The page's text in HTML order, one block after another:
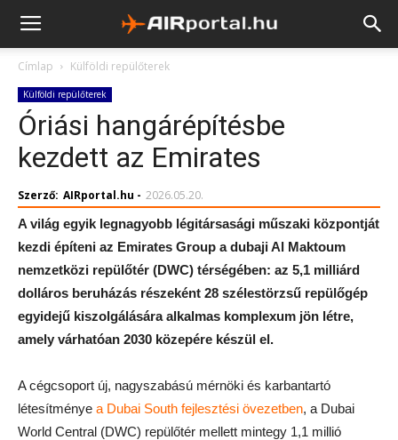
Címlap Külföldi repülőterek
Külföldi repülőterek
Óriási hangárépítésbe
kezdett az Emirates
Szerző: AIRportal.hu - 2026.05.20.
A világ egyik legnagyobb légitársasági műszaki központját
kezdi építeni az Emirates Group a dubaji Al Maktoum
nemzetközi repülőtér (DWC) térségében: az 5,1 milliárd
dolláros beruházás részeként 28 szélestörzsű repülőgép
egyidejű kiszolgálására alkalmas komplexum jön létre,
amely várhatóan 2030 közepére készül el.
A cégcsoport új, nagyszabású mérnöki és karbantartó
létesítménye a Dubai South fejlesztési övezetben, a Dubai
World Central (DWC) repülőtér mellett mintegy 1,1 millió